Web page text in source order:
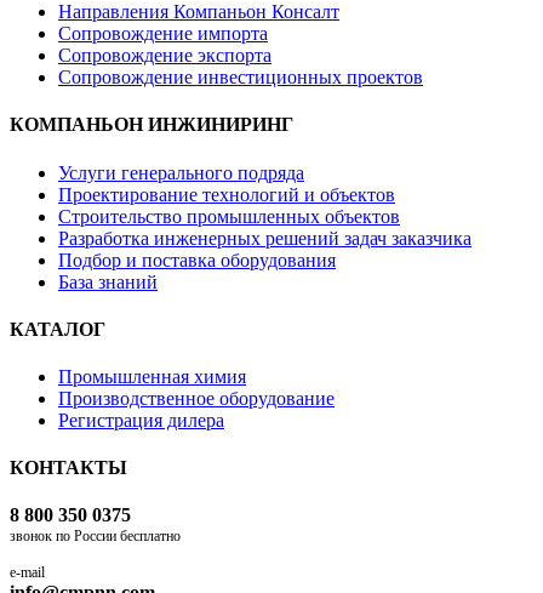
Направления Компаньон Консалт
Сопровождение импорта
Сопровождение экспорта
Сопровождение инвестиционных проектов
КОМПАНЬОН ИНЖИНИРИНГ
Услуги генерального подряда
Проектирование технологий и объектов
Строительство промышленных объектов
Разработка инженерных решений задач заказчика
Подбор и поставка оборудования
База знаний
КАТАЛОГ
Промышленная химия
Производственное оборудование
Регистрация дилера
КОНТАКТЫ
8 800 350 0375
звонок по России бесплатно
e-mail